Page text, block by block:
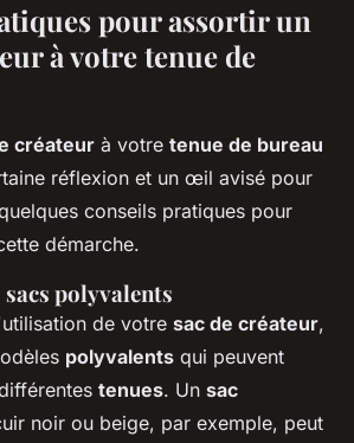
pour assortir un
à votre tenue de
créateur à votre tenue de bureau
réflexion et un œil avisé pour
conseils pratiques pour
démarche.
polyvalents
de votre sac de créateur,
polyvalents qui peuvent
tenues. Un sac
noir ou beige, par exemple, peut